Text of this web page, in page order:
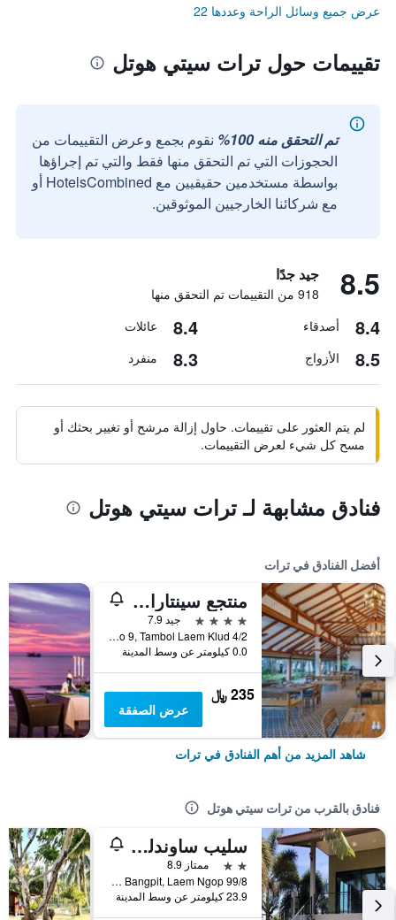
عرض جميع وسائل الراحة وعددها 22
تقييمات حول ترات سيتي هوتل
تم التحقق منه 100%
نقوم بجمع وعرض التقييمات من
الحجوزات التي تم التحقق منها فقط والتي تم إجراؤها
بواسطة مستخدمين حقيقيين مع HotelsCombined أو
مع شركائنا الخارجيين الموثوقين.
8.5 جيد جدًا
918 من التقييمات تم التحقق منها
8.4 أصدقاء 8.4 عائلات
8.5 الأزواج 8.3 منفرد
لم يتم العثور على تقييمات. حاول إزالة مرشح أو تغيير بحثك أو
مسح كل شيء لعرض التقييمات.
فنادق مشابهة لـ ترات سيتي هوتل
أفضل الفنادق في ترات
منتجع سينتارا تشان تالاي ريزورت آند فيلاز
4 نجوم
جيد 7.9
4/2 Moo 9, Tambol Laem Klud, ترات, تايلاند
0.0 كيلومتر عن وسط المدينة
235 ﷼
عرض الصفقة
شاهد المزيد من أهم الفنادق في ترات
فنادق بالقرب من ترات سيتي هوتل
سليب ساوندلي باي ذا سي
2 نجمتين
ممتاز 8.9
99/8 moo 3 Bangpit, Laem Ngop, ترات, تايلاند
23.9 كيلومتر عن وسط المدينة